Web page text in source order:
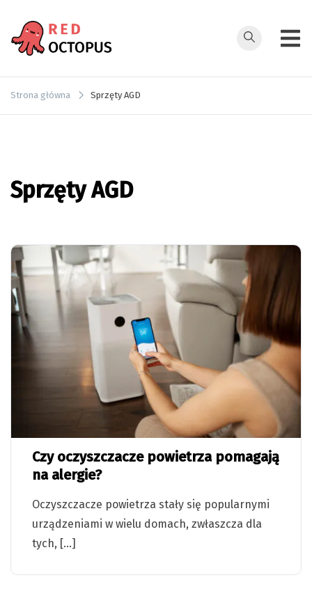
treści
redoctopus.in
Strona główna Sprzęty AGD
Sprzęty AGD
Czy oczyszczacze powietrza pomagają
na alergie?
Oczyszczacze powietrza stały się popularnymi
urządzeniami w wielu domach, zwłaszcza dla
tych, […]